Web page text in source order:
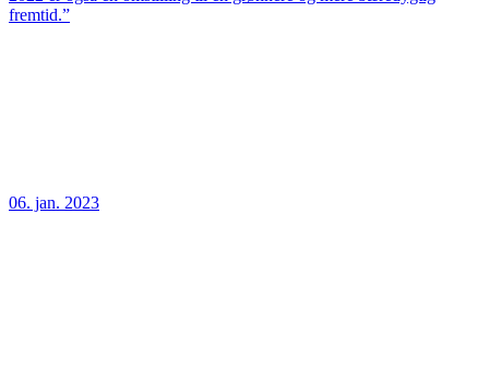
fremtid.”
06. jan. 2023